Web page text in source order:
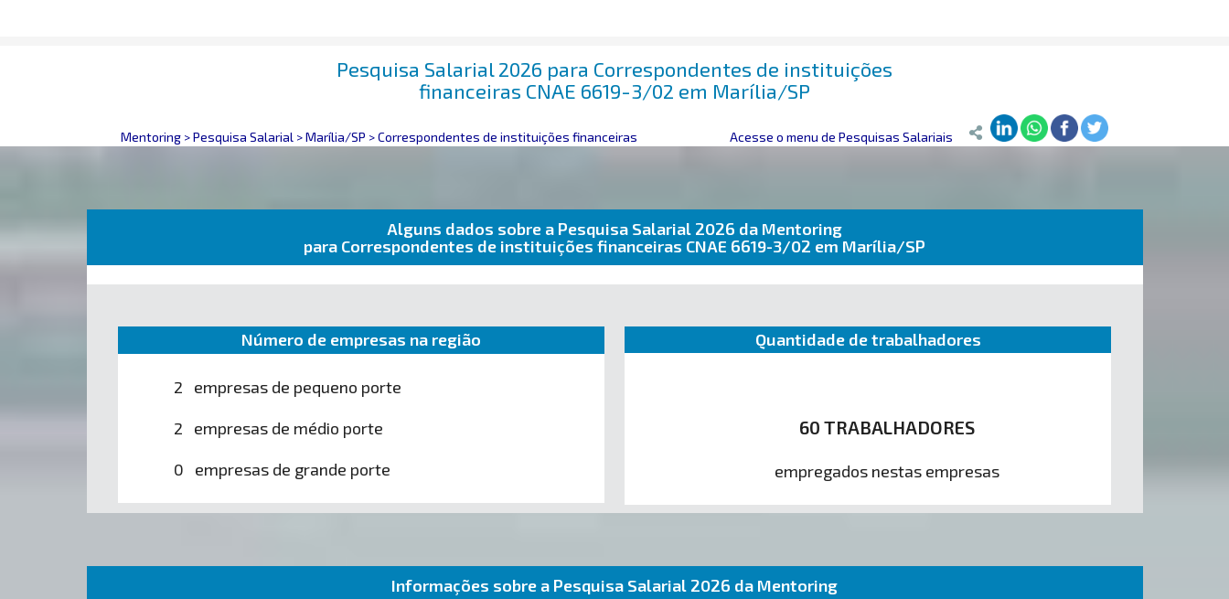
Pesquisa Salarial 2026 para Correspondentes de instituições
financeiras CNAE 6619-3/02 em Marília/SP
Mentoring >Pesquisa Salarial >Marília/SP >Correspondentes de instituições financeiras Acesse o menu de Pesquisas Salariais
Alguns dados sobre a Pesquisa Salarial 2026 da Mentoring
para Correspondentes de instituições financeiras CNAE 6619-3/02 em Marília/SP
Número de empresas na região
2 empresas de pequeno porte
2 empresas de médio porte
0 empresas de grande porte
Quantidade de trabalhadores
60 TRABALHADORES
empregados nestas empresas
Informações sobre a Pesquisa Salarial 2026 da Mentoring